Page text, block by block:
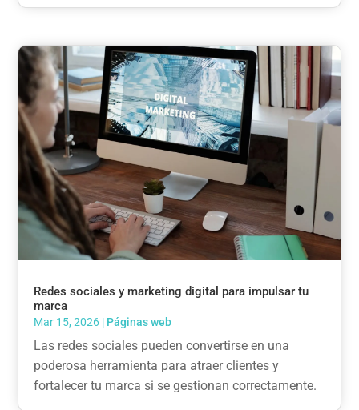
Redes sociales y marketing digital para impulsar tu
marca
Mar 15, 2026 | Páginas web
Las redes sociales pueden convertirse en una
poderosa herramienta para atraer clientes y
fortalecer tu marca si se gestionan correctamente.